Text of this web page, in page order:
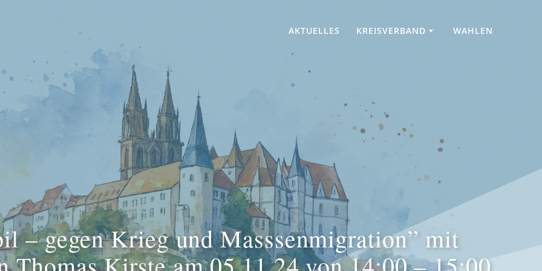
AKTUELLES KREISVERBAND WAHLEN
– gegen Krieg und Masssenmigration” mit